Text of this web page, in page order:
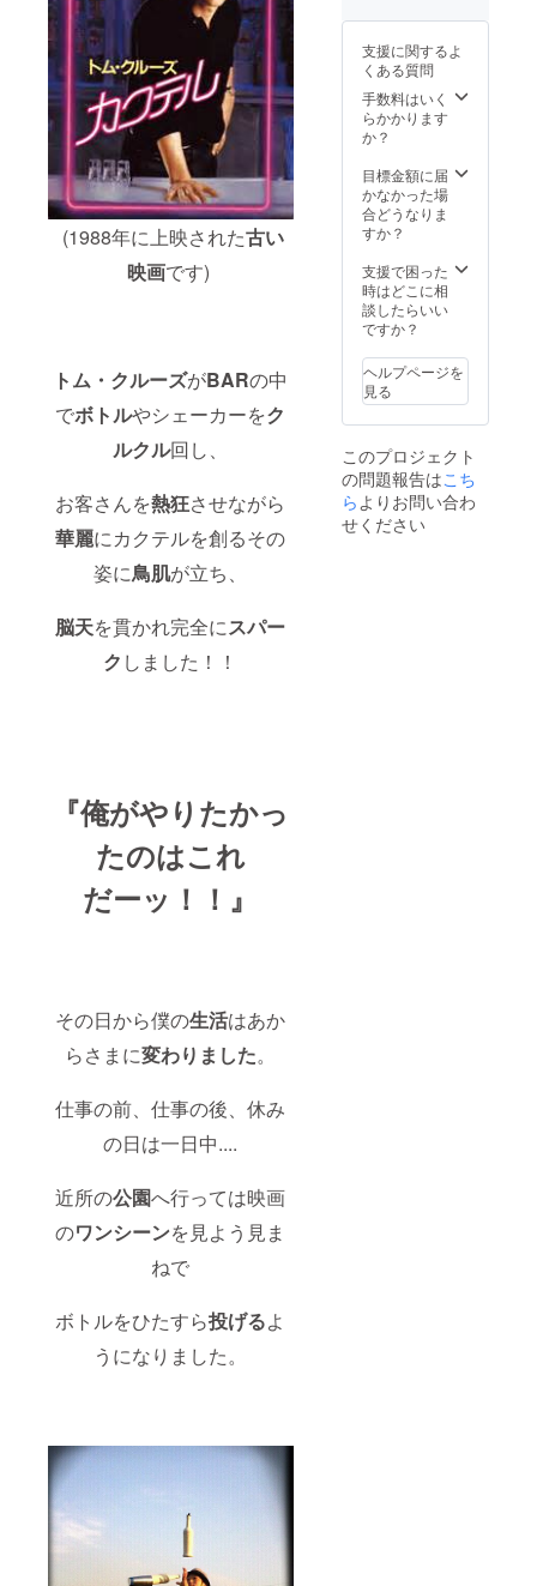
(1988年に上映された古い
映画です)
トム・クルーズがBARの中
でボトルやシェーカーをク
ルクル回し、
お客さんを熱狂させながら
華麗にカクテルを創るその
姿に鳥肌が立ち、
脳天を貫かれ完全にスパー
ク しました！！
『俺がやりたかっ
たのはこれ
だーッ！！』
その日から僕の生活はあか
らさまに変わりました。
仕事の前、仕事の後、休み
の日は一日中....
近所の公園へ行っては映画
のワンシーンを見よう見ま
ねで
ボトルをひたすら投げるよ
うになりました。
す！
(Skype
でも可
能) ■サ
イン入
り大会
者の
み】
見せし
(本番で
成功す
るのか
ワクワ
援して
下さ
い！) ■
メッ
セージ
を「お
電話」
お伝え
しま
す！
(Skype
可能) ■
お電話
で話し
たあな
たへ僕
レア以
でも
OK。何
か人生
や夢に
ついて
なども
大歓迎
です。)
■世界大
僕の発
表する
演技を
「限定
ンライ
ン)でお
見せし
ます！
成功す
るのか
ワクワ
クしな
がら応
オリジ
オルを
プレゼ
ント！
■オリジ
ナルス
カーを
プレゼ
ント！
■世界大
僕の発
表する
演技を
「限定
ンライ
ン)でお
見せし
ます！
成功す
るのか
ワクワ
クしな
がら応
支援に関するよ
くある質問
手数料はいく
らかかります
か？
目標金額に届
かなかった場
合どうなりま
すか？
支援で困った
時はどこに相
談したらいい
ですか？
ヘルプページを
見る
このプロジェクト
の問題報告はこち
ら よりお問い合わ
せください